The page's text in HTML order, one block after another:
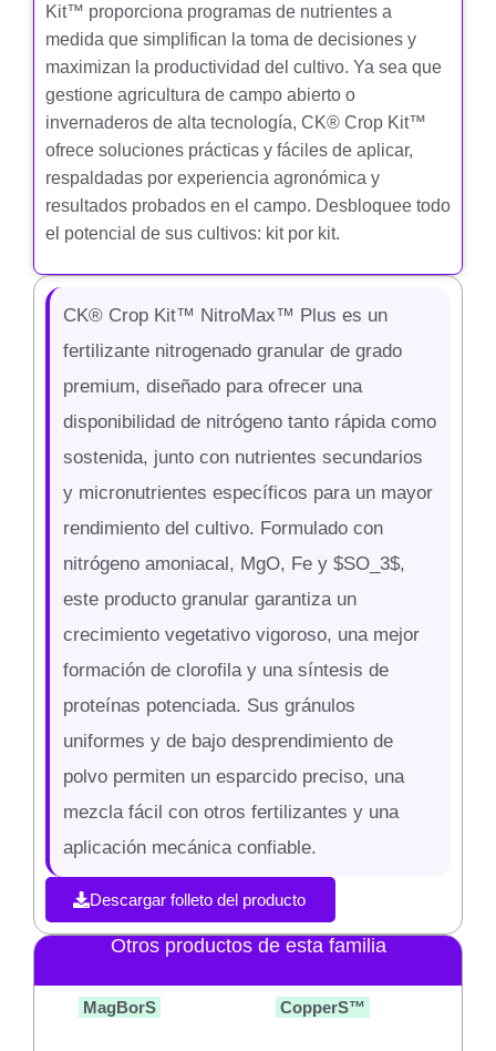
Otros productos de esta familia
MagBorS CopperS™
Kit™ proporciona programas de nutrientes a
medida que simplifican la toma de decisiones y
maximizan la productividad del cultivo. Ya sea que
gestione agricultura de campo abierto o
invernaderos de alta tecnología, CK® Crop Kit™
ofrece soluciones prácticas y fáciles de aplicar,
respaldadas por experiencia agronómica y
resultados probados en el campo. Desbloquee todo
el potencial de sus cultivos: kit por kit.
CK® Crop Kit™ NitroMax™ Plus es un
fertilizante nitrogenado granular de grado
premium, diseñado para ofrecer una
disponibilidad de nitrógeno tanto rápida como
sostenida, junto con nutrientes secundarios
y micronutrientes específicos para un mayor
rendimiento del cultivo. Formulado con
nitrógeno amoniacal, MgO, Fe y $SO_3$,
este producto granular garantiza un
crecimiento vegetativo vigoroso, una mejor
formación de clorofila y una síntesis de
proteínas potenciada. Sus gránulos
uniformes y de bajo desprendimiento de
polvo permiten un esparcido preciso, una
mezcla fácil con otros fertilizantes y una
aplicación mecánica confiable.
Descargar folleto del producto